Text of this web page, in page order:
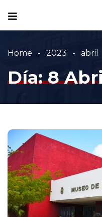
Home 2023 abril
Día:8